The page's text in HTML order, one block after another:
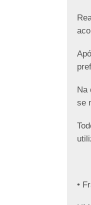
Na
se
•